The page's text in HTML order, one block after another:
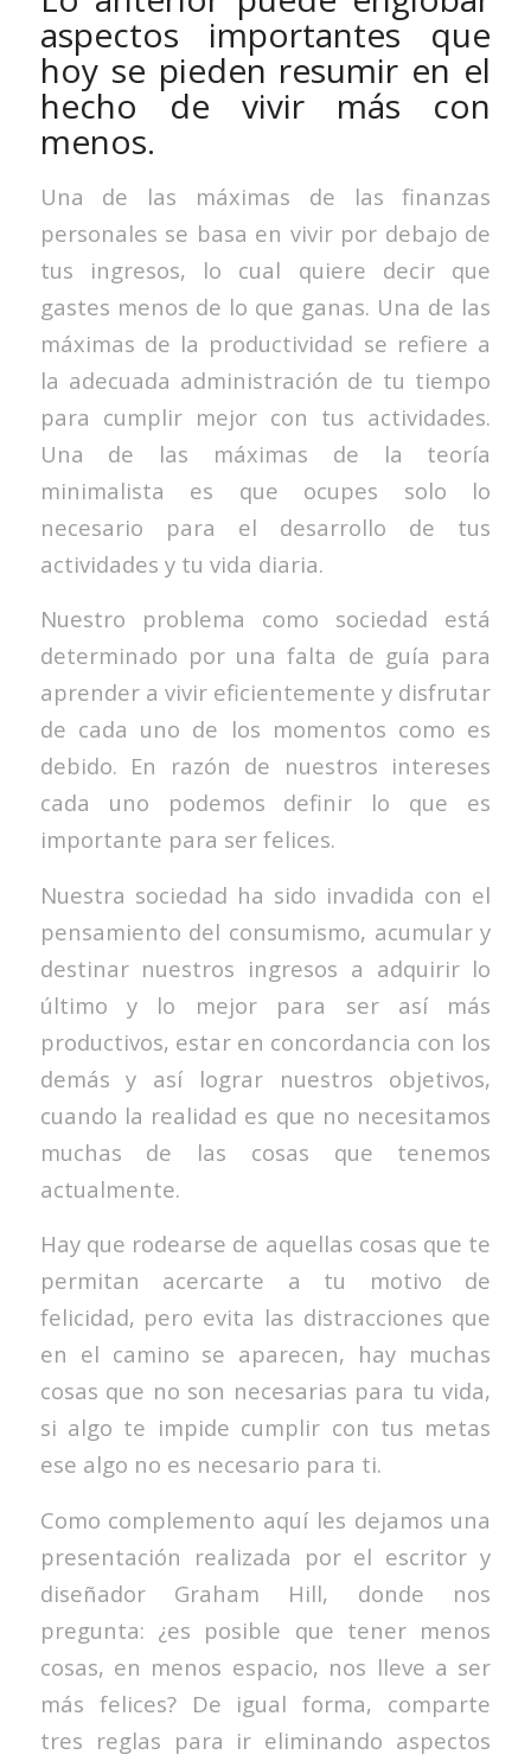
aspectos importantes que
hoy se pieden resumir en el
hecho de vivir más con
menos.
Una de las máximas de las finanzas
personales se basa en vivir por debajo de
tus ingresos, lo cual quiere decir que
gastes menos de lo que ganas. Una de las
máximas de la productividad se refiere a
la adecuada administración de tu tiempo
para cumplir mejor con tus actividades.
Una de las máximas de la teoría
minimalista es que ocupes solo lo
necesario para el desarrollo de tus
actividades y tu vida diaria.
Nuestro problema como sociedad está
determinado por una falta de guía para
aprender a vivir eficientemente y disfrutar
de cada uno de los momentos como es
debido. En razón de nuestros intereses
cada uno podemos definir lo que es
importante para ser felices.
Nuestra sociedad ha sido invadida con el
pensamiento del consumismo, acumular y
destinar nuestros ingresos a adquirir lo
último y lo mejor para ser así más
productivos, estar en concordancia con los
demás y así lograr nuestros objetivos,
cuando la realidad es que no necesitamos
muchas de las cosas que tenemos
actualmente.
Hay que rodearse de aquellas cosas que te
permitan acercarte a tu motivo de
felicidad, pero evita las distracciones que
en el camino se aparecen, hay muchas
cosas que no son necesarias para tu vida,
si algo te impide cumplir con tus metas
ese algo no es necesario para ti.
Como complemento aquí les dejamos una
presentación realizada por el escritor y
diseñador Graham Hill, donde nos
pregunta: ¿es posible que tener menos
cosas, en menos espacio, nos lleve a ser
más felices? De igual forma, comparte
tres reglas para ir eliminando aspectos